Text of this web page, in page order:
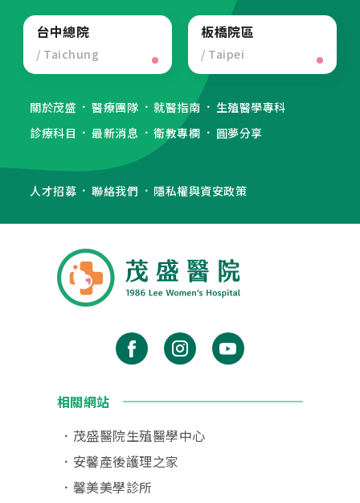
台中總院
/ Taichung
板橋院區
/ Taipei
關於茂盛 醫療團隊 就醫指南
生殖醫學專科
診療科目
最新消息 衛教專欄 圓夢分享
人才招募 聯絡我們 隱私權與資安政策
相關網站
茂盛醫院生殖醫學中心
安馨產後護理之家
馨美美學診所